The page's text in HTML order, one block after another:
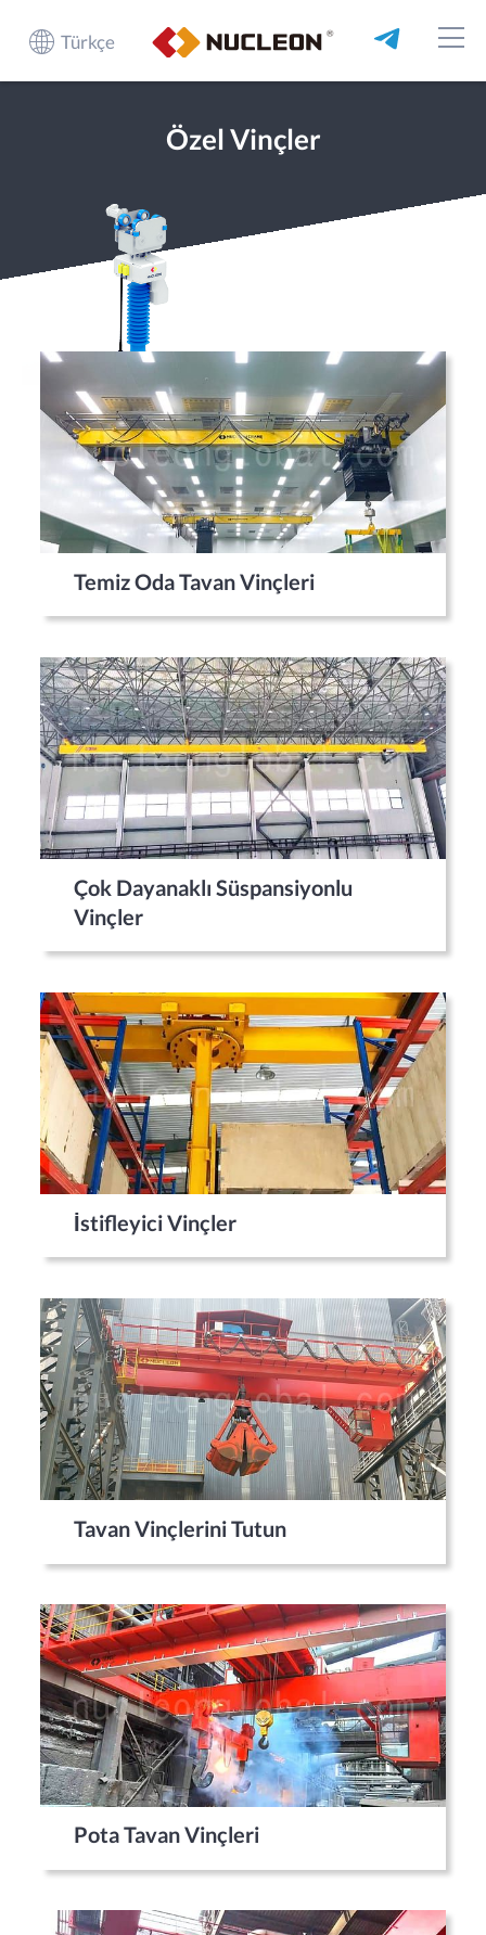
Türkçe
Özel Vinçler
Temiz Oda Tavan Vinçleri
Çok Dayanaklı Süspansiyonlu
Vinçler
İstifleyici Vinçler
Tavan Vinçlerini Tutun
Pota Tavan Vinçleri